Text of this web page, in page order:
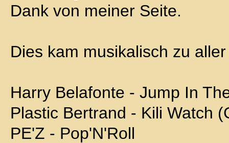
Dank von meiner Seite.
Dies kam musikalisch zu
Harry Belafonte - Jump In
Plastic Bertrand - Kili Watch
PE'Z - Pop'N'Roll